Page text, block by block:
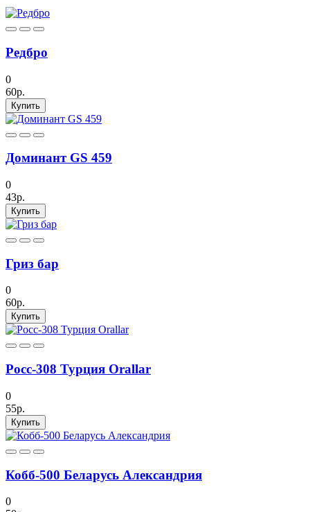
Редбро
0
60р.
Купить
Доминант GS 459
0
43р.
Купить
Гриз бар
0
60р.
Купить
Росс-308 Турция Orallar
0
55р.
Купить
Кобб-500 Беларусь Александрия
0